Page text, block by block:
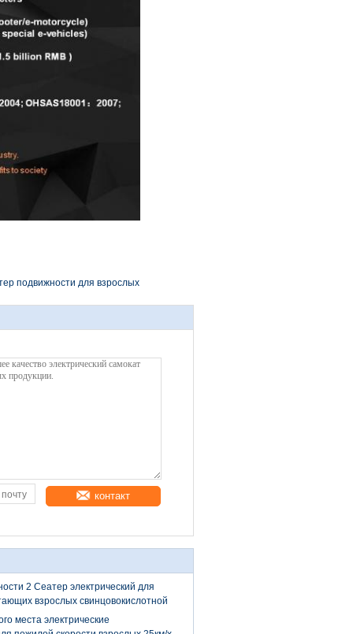
подвижности для взрослых
контакт
2 Сеатер электрический для
взрослых свинцовокислотной
места электрические